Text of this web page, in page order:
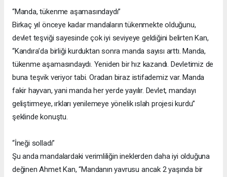
“Manda, tükenme aşamasındaydı”
Birkaç yıl önceye kadar mandaların tükenmekte olduğunu,
devlet teşviği sayesinde çok iyi seviyeye geldiğini belirten Kan,
“Kandıra’da birliği kurduktan sonra manda sayısı arttı. Manda,
tükenme aşamasındaydı. Yeniden bir hız kazandı. Devletimiz de
buna teşvik veriyor tabi. Oradan biraz istifademiz var. Manda
fakir hayvan, yani manda her yerde yayılır. Devlet, mandayı
geliştirmeye, ırkları yenilemeye yönelik ıslah projesi kurdu”
şeklinde konuştu.
“İneği solladı”
Şu anda mandalardaki verimliliğin ineklerden daha iyi olduğuna
değinen Ahmet Kan, “Mandanın yavrusu ancak 2 yaşında bir